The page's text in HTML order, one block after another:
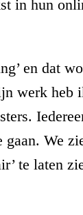
in hun
en dat
werk heb
We
te laten